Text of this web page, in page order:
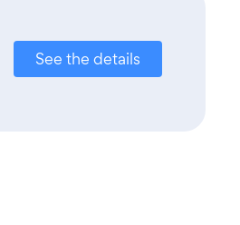
See the details